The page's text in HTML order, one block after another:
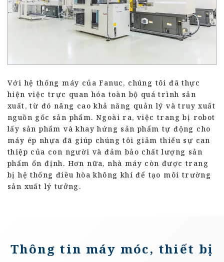
Với hệ thống máy của Fanuc, chúng tôi đã thực
hiện việc trực quan hóa toàn bộ quá trình sản
xuất, từ đó nâng cao khả năng quản lý và truy xuất
nguồn gốc sản phẩm. Ngoài ra, việc trang bị robot
lấy sản phẩm và khay hứng sản phẩm tự động cho
máy ép nhựa đã giúp chúng tôi giảm thiểu sự can
thiệp của con người và đảm bảo chất lượng sản
phẩm ổn định. Hơn nữa, nhà máy còn được trang
bị hệ thống điều hòa không khí để tạo môi trường
sản xuất lý tưởng.
Thông tin máy móc, thiết bị